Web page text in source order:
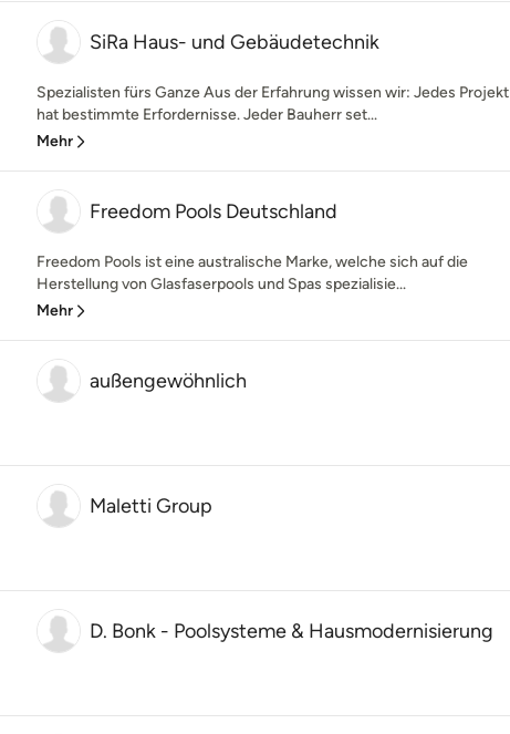
SiRa Haus- und Gebäudetechnik
Spezialisten fürs Ganze Aus der Erfahrung wissen wir: Jedes Projekt
hat bestimmte Erfordernisse. Jeder Bauherr set...
Mehr
Freedom Pools Deutschland
Freedom Pools ist eine australische Marke, welche sich auf die
Herstellung von Glasfaserpools und Spas spezialisie...
Mehr
außengewöhnlich
Maletti Group
D. Bonk - Poolsysteme & Hausmodernisierung